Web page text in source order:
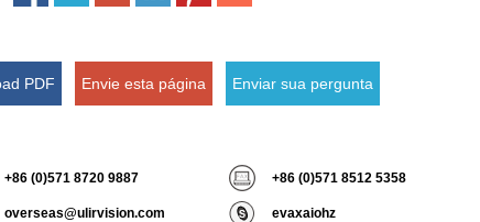
PDF Envie esta página Enviar sua pergunta
+86 (0)571 8720 9887 +86 (0)571 8512 5358
overseas@ulirvision.com evaxaiohz